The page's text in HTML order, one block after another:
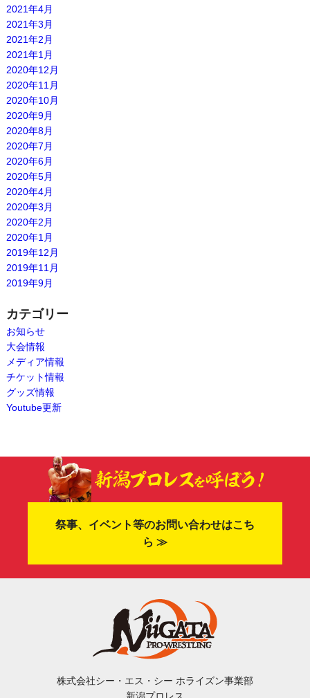
2021年4月
2021年3月
2021年2月
2021年1月
2020年12月
2020年11月
2020年10月
2020年9月
2020年8月
2020年7月
2020年6月
2020年5月
2020年4月
2020年3月
2020年2月
2020年1月
2019年12月
2019年11月
2019年9月
カテゴリー
お知らせ
大会情報
メディア情報
チケット情報
グッズ情報
Youtube更新
祭事、イベント等のお問い合わせはこち
ら ≫
株式会社シー・エス・シー ホライズン事業部
新潟プロレス